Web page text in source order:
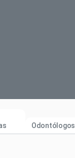
Odontólogos